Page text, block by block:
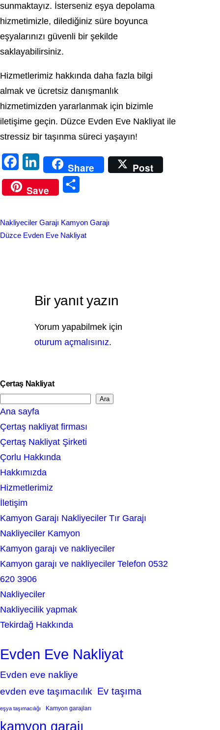
sunmaktayız. İsterseniz eşya depolama
hizmetimizle, dilediğiniz süre boyunca
eşyalarınızı güvenli bir şekilde
saklayabilirsiniz.
Hizmetlerimiz hakkında daha fazla bilgi
almak ve ücretsiz danışmanlık
hizmetimizden yararlanmak için bizimle
iletişime geçin. Düzce Evden Eve Nakliyat ile
stressiz bir taşınma süreci yaşayın!
a
c
i
n
Share
Post
Save
r
Nakliyeciler Garajı Kamyon Garajı
Düzce Evden Eve Nakliyat
Bir yanıt yazın
Yorum yapabilmek için
oturum açmalısınız.
Çertaş Nakliyat
e
a
r
c
h
Ara
Ana sayfa
Çertaş nakliyat firması
Çertaş Nakliyat Şirketi
Çorlu Hakkında
Hakkımızda
Hizmetlerimiz
İletişim
Kamyon Garajı Nakliyeciler Tır Garajı
Nakliyeciler Kamyon
Kamyon garajı ve nakliyeciler
Kamyon garajı ve nakliyeciler Telefon 0532
620 3906
Nakliyeciler
Nakliyecilik yapmak
Tekirdağ Hakkında
Evden Eve Nakliyat
Evden eve nakliye
evden eve taşımacılık Ev taşıma
eşya taşımacılığı Kamyon garajları
kamyon garajı